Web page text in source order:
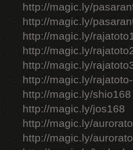
http://magic.ly/
http://magic.ly/
http://magic.ly/
http://magic.ly/
http://magic.ly/
http://magic.ly/
http://magic.ly/shio168
http://magic.ly/jos168
http://magic.ly/
http://magic.ly/